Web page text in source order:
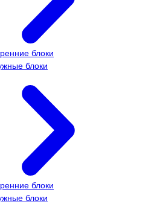
блоки
блоки
блоки
блоки